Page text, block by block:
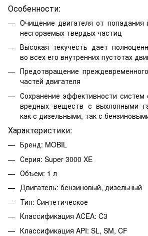
Особенности:
Очищение двигателя от попадания
несгораемых твердых частиц
Высокая текучесть дает
во всех его внутренних пустотах
Предотвращение
частей двигателя
Сохранение эффективности
вредных веществ с выхлопными
как с дизельными, так с
Характеристики:
Бренд: MOBIL
Серия: Super 3000 XE
Объем: 1 л
Двигатель: бензиновый, дизельный
Тип: Синтетическое
Классификация ACEA: C3
Классификация API: SL, SM, CF